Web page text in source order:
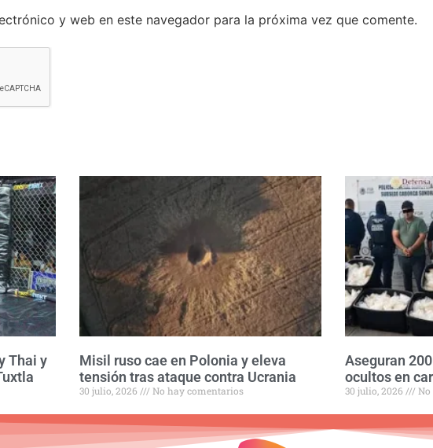
y web en este navegador para la próxima vez que comente.
Thai y
Misil ruso cae en Polonia y eleva
tensión tras ataque contra Ucrania
30 julio, 2026 No hay comentarios
Aseguran
ocultos en
30 julio, 2026